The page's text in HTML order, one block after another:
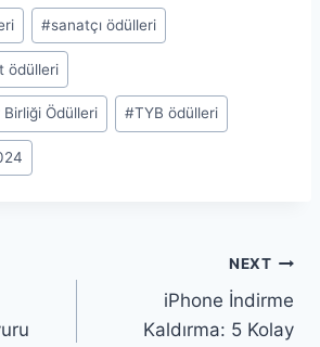
#sanatçı ödülleri
ödülleri
Ödülleri #TYB ödülleri
NEXT
iPhone İndirme
Kaldırma: 5 Kolay